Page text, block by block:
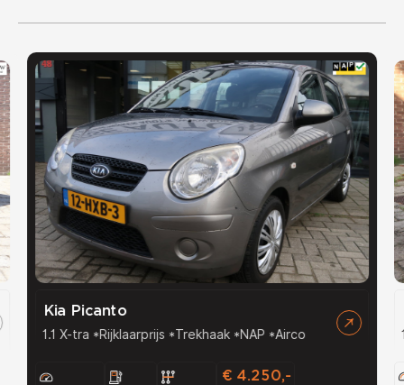
Kia Picanto
1.1 X-tra *Rijklaarprijs *Trekhaak *NAP *Airco
€ 4.250,-